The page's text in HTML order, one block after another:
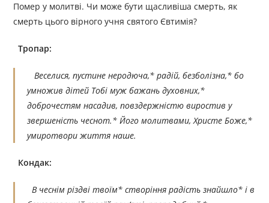
Помер у молитві. Чи може бути щасливіша смерть, як
смерть цього вірного учня святого Євтимія?
Тропар:
Веселися, пустине неродюча,* радій, безболізна,* бо
умножив дітей Тобі муж бажань духовних,*
доброчестям насадив, повздержністю виростив у
звершеність чеснот.* Його молитвами, Христе Боже,*
умиротвори життя наше.
Кондак:
В чеснім різдві твоїм* створіння радість знайшло* і в